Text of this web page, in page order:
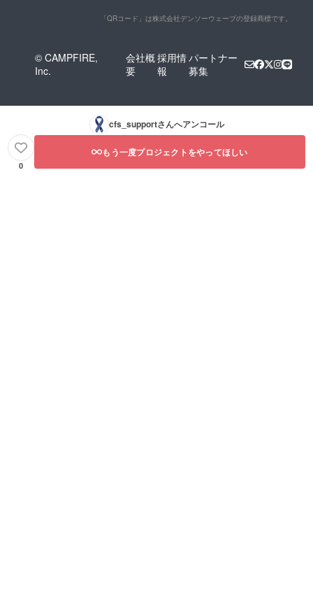
「QRコード」は株式会社デンソーウェーブの登録商標です。
© CAMPFIRE,
Inc.
会社概
要
採用情
報
パートナー
募集
cfs_supportさんへアンコール
0
もう一度プロジェクトをやってほしい